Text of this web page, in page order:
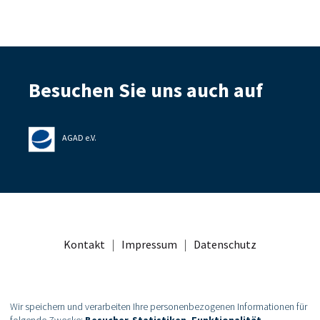
Besuchen Sie uns auch auf
AGAD e.V.
Kontakt | Impressum | Datenschutz
Wir speichern und verarbeiten Ihre personenbezogenen Informationen für